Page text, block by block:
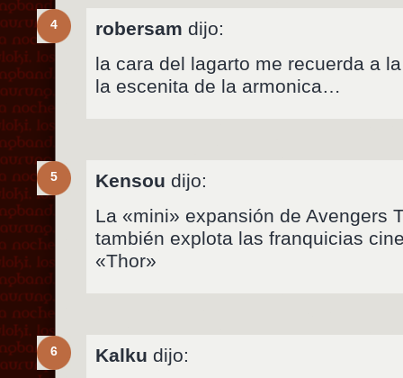
4 robersam dijo:
la cara del lagarto me recuerda a
la escenita de la armonica…
5 Kensou dijo:
La «mini» expansión de Avengers
también explota las franquicias
«Thor»
6 Kalku dijo: